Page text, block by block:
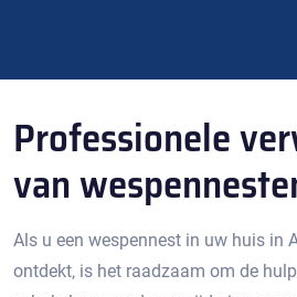
Professionele
van
Als u een wespennest in uw huis in
ontdekt‚ is het raadzaam om de